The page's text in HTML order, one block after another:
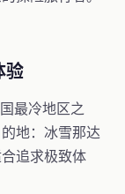
验
最冷地区之
地：冰雪那达
追求极致体